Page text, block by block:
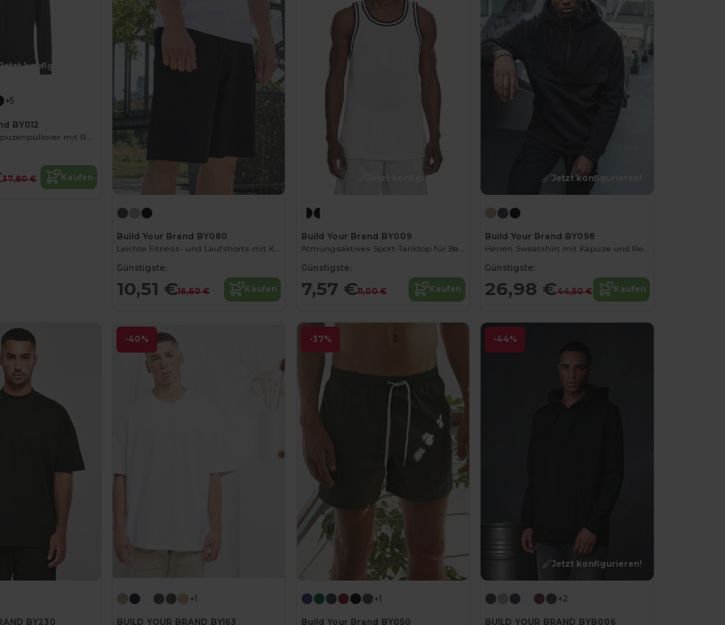
konfigurieren!
+5
BY012
Komfortabler Kapuzenpullover mit Reißverschluss
37,80 € Kaufen
Build Your Brand BY080
Leichte Fitness- und Laufshorts mit Komfort
Günstigste:
10,51 €16,60 € Kaufen
Jetzt konfigurieren!
Build Your Brand BY009
Atmungsaktives Sport-Tanktop für Basketball & Fitness
Günstigste:
7,57 €11,00 € Kaufen
Jetzt konfigurieren!
Build Your Brand BY098
Herren Sweatshirt mit Kapuze und Reißverschlusskragen
Günstigste:
26,98 €44,50 € Kaufen
BY230
-40%
+1
BUILD YOUR BRAND BY163
-37%
+1
Build Your Brand BY050
-44%
Jetzt konfigurieren!
+2
BUILD YOUR BRAND BYB006